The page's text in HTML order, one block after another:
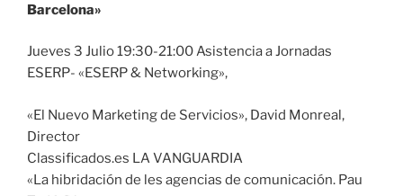
Barcelona»
Jueves 3 Julio 19:30-21:00 Asistencia a Jornadas
ESERP- «ESERP & Networking»,
«El Nuevo Marketing de Servicios», David Monreal,
Director
Classificados.es LA VANGUARDIA
«La hibridación de les agencias de comunicación. Pau